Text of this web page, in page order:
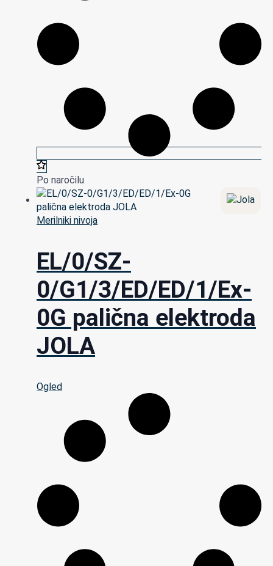
Po naročilu
Merilniki nivoja
EL/0/SZ-
0/G1/3/ED/ED/1/Ex-
0G palična elektroda
JOLA
Ogled